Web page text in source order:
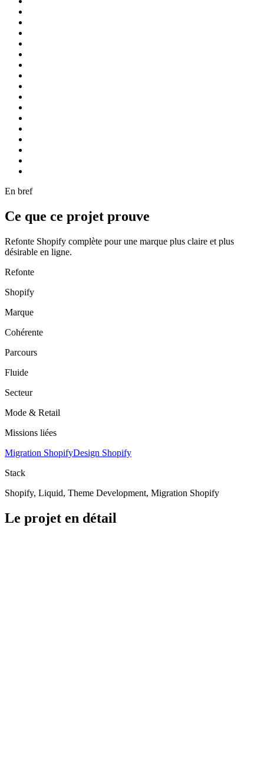
En bref
Ce que ce projet prouve
Refonte Shopify complète pour une marque plus claire et plus
désirable en ligne.
Refonte
Shopify
Marque
Cohérente
Parcours
Fluide
Secteur
Mode & Retail
Missions liées
Migration ShopifyDesign Shopify
Stack
Shopify, Liquid, Theme Development, Migration Shopify
Le projet en détail